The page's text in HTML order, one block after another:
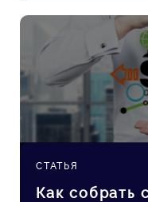
СТАТЬЯ
Как собрать